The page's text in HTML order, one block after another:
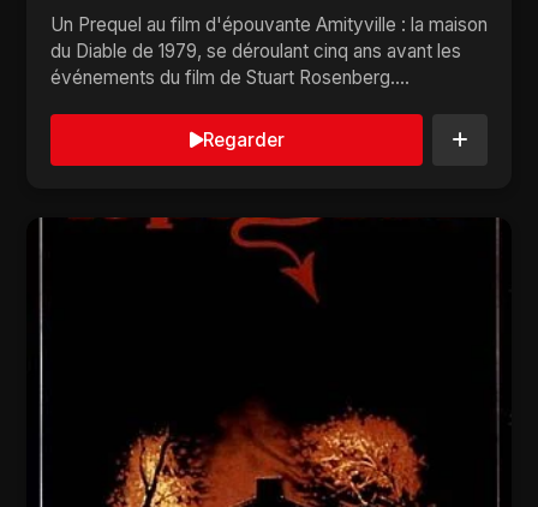
Un Prequel au film d'épouvante Amityville : la maison
du Diable de 1979, se déroulant cinq ans avant les
événements du film de Stuart Rosenberg....
Regarder